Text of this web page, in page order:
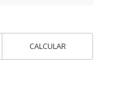
CALCULAR